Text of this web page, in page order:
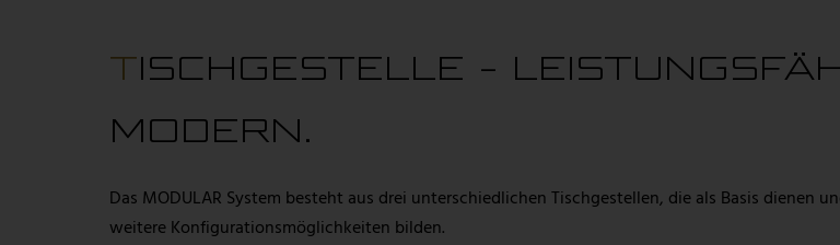
TISCHGESTELLE - LEISTUNGSFÄHIG &
MODERN.
Das MODULAR System besteht aus drei unterschiedlichen Tischgestellen, die als Basis dienen
weitere Konfigurationsmöglichkeiten bilden.